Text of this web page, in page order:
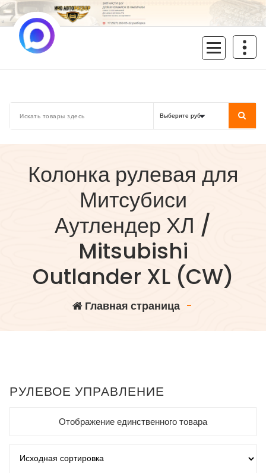
Перейти
к
содержимому
Колонка рулевая для
Митсубиси
Аутлендер ХЛ /
Mitsubishi
Outlander XL (CW)
Главная страница-
РУЛЕВОЕ УПРАВЛЕНИЕ
Отображение единственного товара